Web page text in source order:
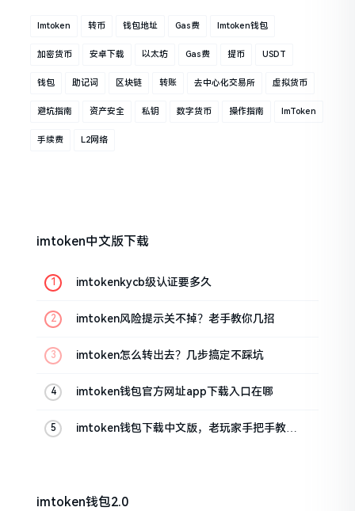
Imtoken 转币 钱包地址 Gas费 Imtoken钱包
加密货币 安卓下载 以太坊 Gas费 提币 USDT
钱包 助记词 区块链 转账 去中心化交易所 虚拟货币
避坑指南 资产安全 私钥 数字货币 操作指南 ImToken
手续费 L2网络
imtoken中文版下载
imtokenkycb级认证要多久
imtoken风险提示关不掉？老手教你几招
imtoken怎么转出去？几步搞定不踩坑
imtoken钱包官方网址app下载入口在哪
imtoken钱包下载中文版，老玩家手把手教你
imtoken钱包2.0